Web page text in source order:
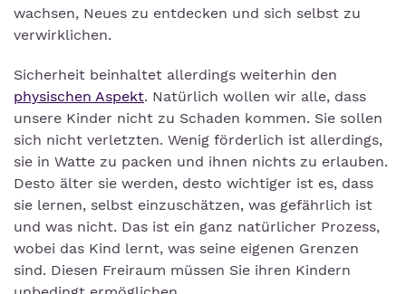
wachsen, Neues zu entdecken und sich selbst zu
verwirklichen.
Sicherheit beinhaltet allerdings weiterhin den
physischen Aspekt. Natürlich wollen wir alle, dass
unsere Kinder nicht zu Schaden kommen. Sie sollen
sich nicht verletzten. Wenig förderlich ist allerdings,
sie in Watte zu packen und ihnen nichts zu erlauben.
Desto älter sie werden, desto wichtiger ist es, dass
sie lernen, selbst einzuschätzen, was gefährlich ist
und was nicht. Das ist ein ganz natürlicher Prozess,
wobei das Kind lernt, was seine eigenen Grenzen
sind. Diesen Freiraum müssen Sie ihren Kindern